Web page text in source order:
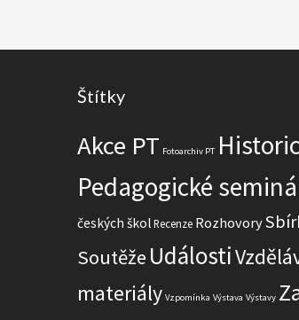
FooterŠtítky
Akce PT Fotoarchiv PT
Pedagogické
českých školRecenze Rozhovory
Soutěže Události
materiály Vzpomínka Výstava Výstavy